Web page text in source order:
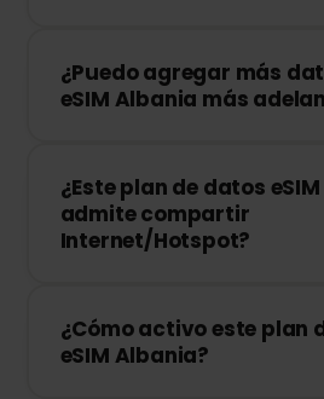
conexión se detendrá.
tu eSIM fácilmente desde tu
¿Puedo agregar más
eSIM Albania más
cualquier momento sin
reinstalar tu eSIM. Solo
cuenta y elige la cantidad de
¿Este plan de datos
admite compartir
Internet/Hotspot?
mediante Hotspot con otros
dispositivos. Sin embargo, la
¿Cómo activo este plan
eSIM Albania?